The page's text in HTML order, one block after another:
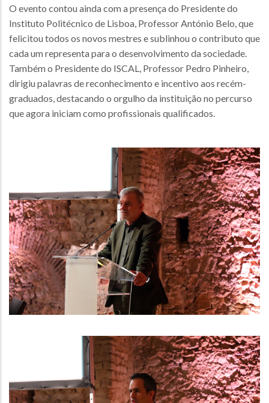
O evento contou ainda com a presença do Presidente do
Instituto Politécnico de Lisboa, Professor António Belo, que
felicitou todos os novos mestres e sublinhou o contributo que
cada um representa para o desenvolvimento da sociedade.
Também o Presidente do ISCAL, Professor Pedro Pinheiro,
dirigiu palavras de reconhecimento e incentivo aos recém-
graduados, destacando o orgulho da instituição no percurso
que agora iniciam como profissionais qualificados.